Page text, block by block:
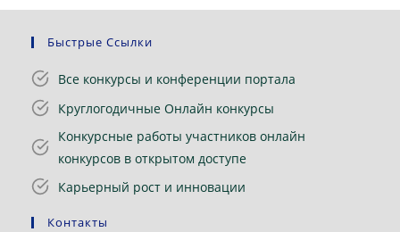
Быстрые Ссылки
Все конкурсы и конференции портала
Круглогодичные Онлайн конкурсы
Конкурсные работы участников онлайн
конкурсов в открытом доступе
Карьерный рост и инновации
Контакты